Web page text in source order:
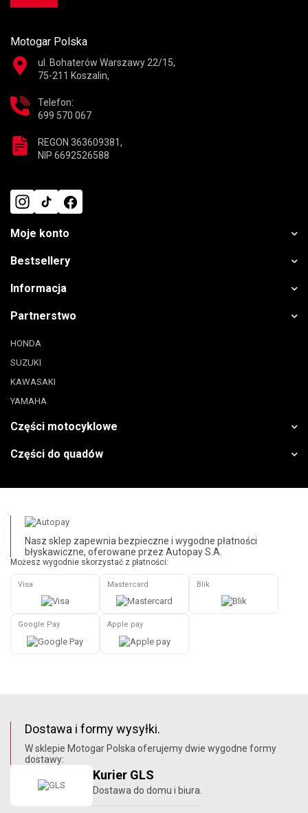
Motogar Polska
ul. Bohaterów Warszawy 22/15,
75-211 Koszalin,
Telefon:
699 570 067
REGON 363609381,
NIP 6692526588
Moje konto
Bestsellery
Informacja
Partnerstwo
HONDA
SUZUKI
KAWASAKI
YAMAHA
Części motocyklowe
Części do quadów
Nasz sklep zapewnia bezpieczne i wygodne płatności
błyskawiczne, oferowane przez Autopay S.A.
Możesz wygodnie skorzystać z płatności:
Visa Mastercard Blik
Google Pay Apple pay
Dostawa i formy wysyłki.
W sklepie Motogar Polska oferujemy dwie wygodne formy
dostawy:
Kurier GLS
Dostawa do domu i biura.